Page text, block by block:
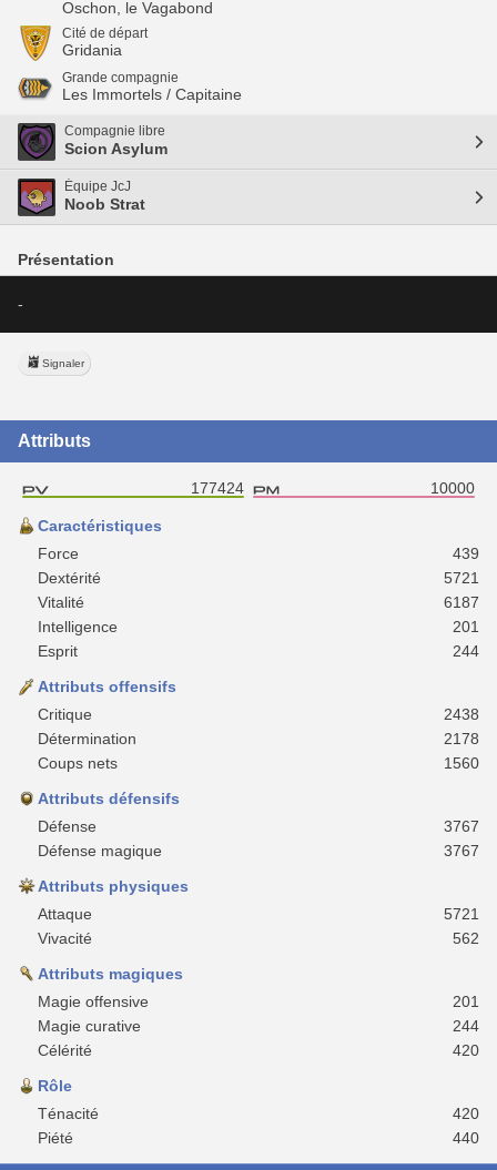
Oschon, le Vagabond
Cité de départ
Gridania
Grande compagnie
Les Immortels / Capitaine
Compagnie libre
Scion Asylum
Équipe JcJ
Noob Strat
Présentation
-
Signaler
Attributs
177424 10000
Caractéristiques
Force
439
Dextérité
5721
Vitalité
6187
Intelligence
201
Esprit
244
Attributs offensifs
Critique
2438
Détermination
2178
Coups nets
1560
Attributs défensifs
Défense
3767
Défense magique
3767
Attributs physiques
Attaque
5721
Vivacité
562
Attributs magiques
Magie offensive
201
Magie curative
244
Célérité
420
Rôle
Ténacité
420
Piété
440